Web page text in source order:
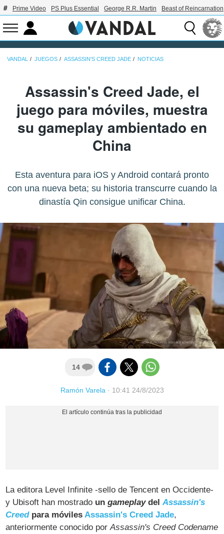
Prime Video PS Plus Essential George R.R. Martin Beast of Reincarnation
VANDAL JUEGOS ASSASSIN'S CREED JADE NOTICIAS
Assassin's Creed Jade, el
juego para móviles, muestra
su gameplay ambientado en
China
Esta aventura para iOS y Android contará pronto
con una nueva beta; su historia transcurre cuando la
dinastía Qin consigue unificar China.
14
Ramón Varela· 10:41 24/8/2023
La editora Level Infinite -sello de Tencent en Occidente-
y Ubisoft han mostrado ungameplaydelAssassin's
Creedpara móvilesAssassin's Creed Jade,
anteriormente conocido porAssassin's Creed Codename